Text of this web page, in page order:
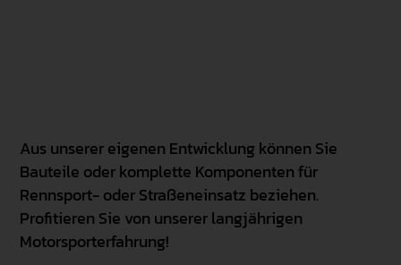
Aus unserer eigenen Entwicklung können Sie
Bauteile oder komplette Komponenten für
Rennsport- oder Straßeneinsatz beziehen.
Profitieren Sie von unserer langjährigen
Motorsporterfahrung!